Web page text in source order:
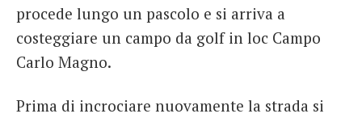
procede lungo un pascolo e si arriva a
costeggiare un campo da golf in loc Campo
Carlo Magno.
Prima di incrociare nuovamente la strada si